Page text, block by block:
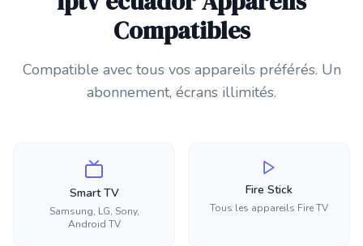
Compatibles
Compatible avec tous vos appareils préférés. Un
abonnement, écrans illimités.
Smart TV
Samsung, LG, Sony,
Android TV
Fire Stick
Tous les appareils Fire TV